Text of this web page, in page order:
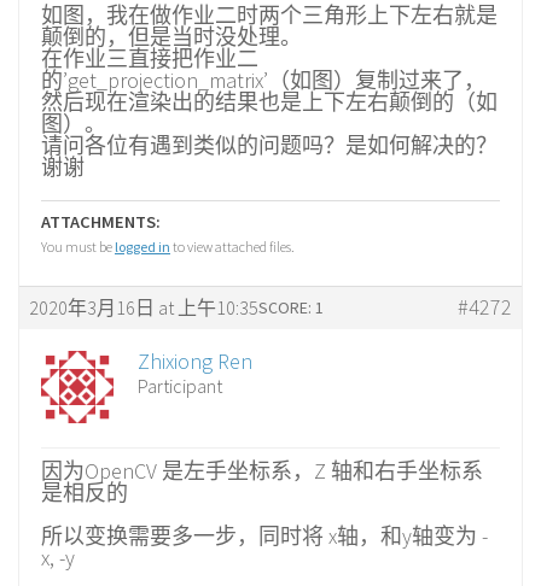
如图，我在做作业二时两个三角形上下左右就是
颠倒的，但是当时没处理。
在作业三直接把作业二
的’get_projection_matrix’（如图）复制过来了，
然后现在渲染出的结果也是上下左右颠倒的（如
图）。
请问各位有遇到类似的问题吗？是如何解决的？
谢谢
ATTACHMENTS:
You must be logged in to view attached files.
2020年3月16日 at 上午10:35 #4272
SCORE: 1
Zhixiong Ren
Participant
因为OpenCV 是左手坐标系，Z 轴和右手坐标系
是相反的
所以变换需要多一步，同时将 x轴，和y轴变为 -
x, -y